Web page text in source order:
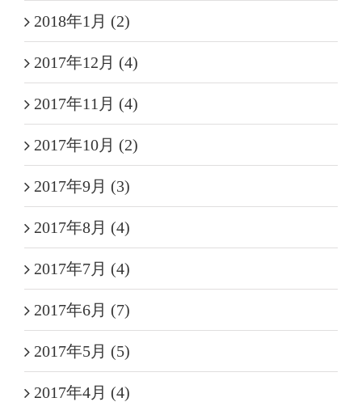
2018年1月 (2)
2017年12月 (4)
2017年11月 (4)
2017年10月 (2)
2017年9月 (3)
2017年8月 (4)
2017年7月 (4)
2017年6月 (7)
2017年5月 (5)
2017年4月 (4)